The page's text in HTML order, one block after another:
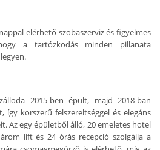
elérhető szobaszerviz és figyelmes
a tartózkodás minden pillanata
2015-ben épült, majd 2018-ban
így korszerű felszereltséggel és elegáns
Az egy épületből álló, 20 emeletes hotel
lift és 24 órás recepció szolgálja a